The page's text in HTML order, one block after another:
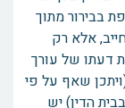
בבירור מתוך
אלא רק
דעתו של עורך
שאף על פי
הדין) יש